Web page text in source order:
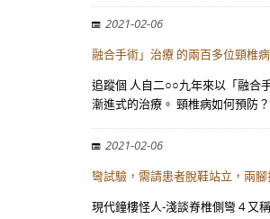
2021-02-06
融合手術」治療 的兩百多位頸椎
追蹤個 人自二○○九年來以「融合
漸進式的治療。 頸椎病如何預防
2021-02-06
彎試驗，需請患者脫鞋站立，兩
現代鐘樓怪人-淺談脊椎側彎 4 又